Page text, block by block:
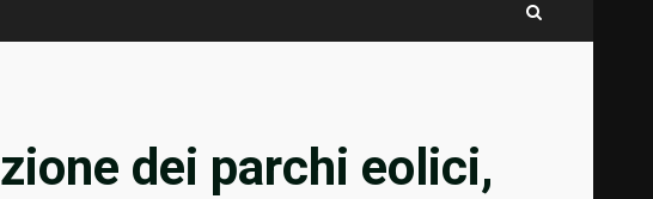
dei parchi eolici,